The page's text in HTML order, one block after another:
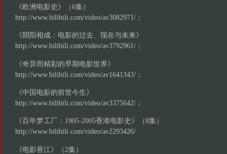
《欧洲电影史》（6集）
http://www.bilibili.com/video/av3082971/；
《阴阳相成：电影的过去、现在与未来》
http://www.bilibili.com/video/av3792961/；
《奇异而精彩的早期电影世界》
http://www.bilibili.com/video/av1641343/；
《中国电影的前世今生》
http://www.bilibili.com/video/av3375642/；
《百年梦工厂：1905-2005香港电影史》（8集）
http://www.bilibili.com/video/av2293426/
《电影香江》（2集）